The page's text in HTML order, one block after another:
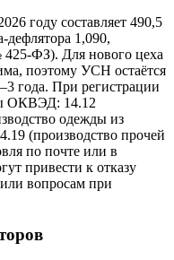
году составляет 490,5
1,090,
ФЗ). Для нового цеха
поэтому УСН остаётся
года. При регистрации
ОКВЭД: 14.12
одежды из
(производство прочей
по почте или в
привести к отказу
вопросам при